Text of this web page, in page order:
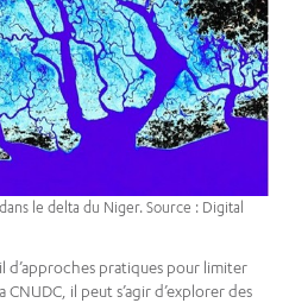
le delta du Niger. Source : Digital
d’approches pratiques pour limiter
CNUDC, il peut s’agir d’explorer des